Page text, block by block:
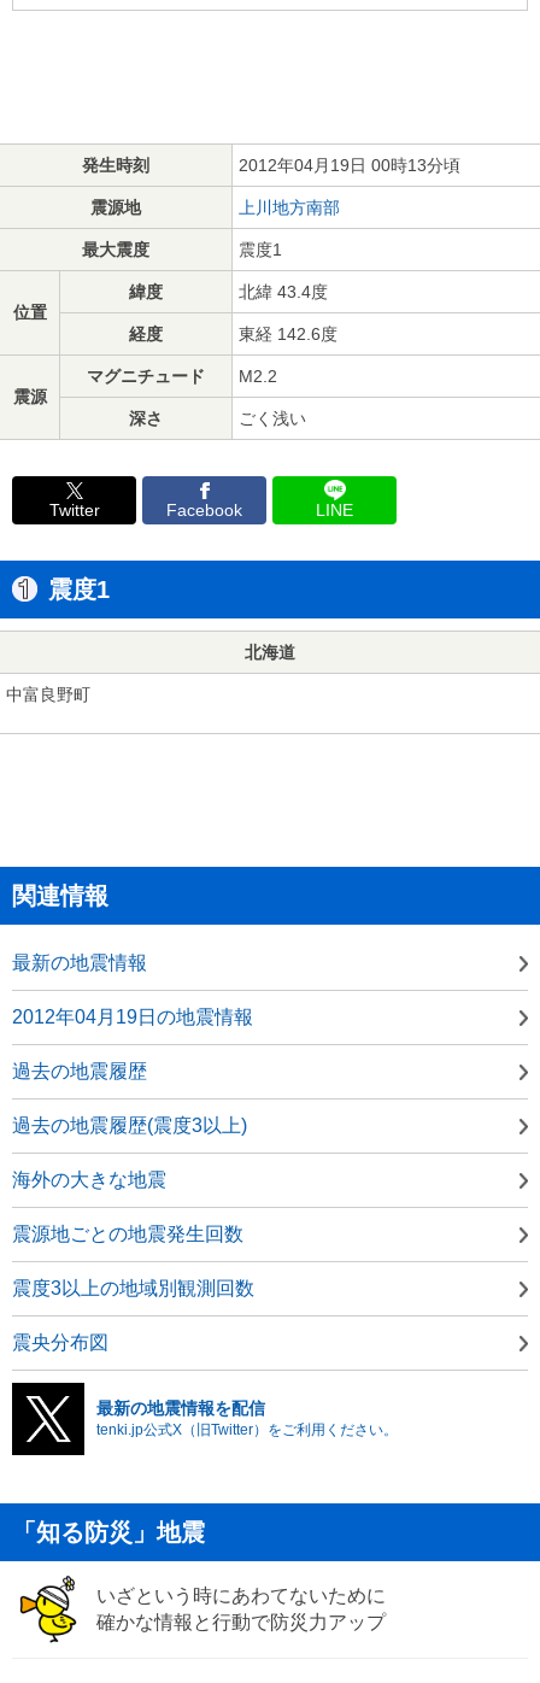
発生時刻 2012年04月19日 00時13分頃
震源地 上川地方南部
最大震度 震度1
位置
緯度 北緯 43.4度
経度 東経 142.6度
震源
マグニチュード M2.2
深さ ごく浅い
Twitter Facebook LINE
震度1
北海道
中富良野町
関連情報
最新の地震情報
2012年04月19日の地震情報
過去の地震履歴
過去の地震履歴(震度3以上)
海外の大きな地震
震源地ごとの地震発生回数
震度3以上の地域別観測回数
震央分布図
最新の地震情報を配信
tenki.jp公式X（旧Twitter）をご利用ください。
「知る防災」地震
いざという時にあわてないために
確かな情報と行動で防災力アップ